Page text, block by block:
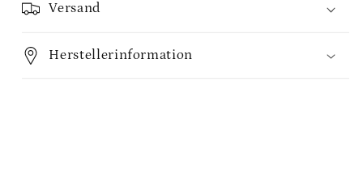
Versand
Herstellerinformation